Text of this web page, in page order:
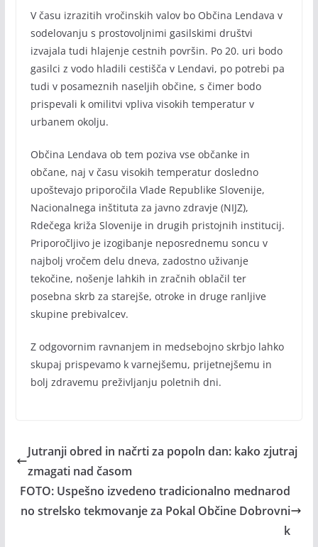
V času izrazitih vročinskih valov bo Občina Lendava v
sodelovanju s prostovoljnimi gasilskimi društvi
izvajala tudi hlajenje cestnih površin. Po 20. uri bodo
gasilci z vodo hladili cestišča v Lendavi, po potrebi pa
tudi v posameznih naseljih občine, s čimer bodo
prispevali k omilitvi vpliva visokih temperatur v
urbanem okolju.
Občina Lendava ob tem poziva vse občanke in
občane, naj v času visokih temperatur dosledno
upoštevajo priporočila Vlade Republike Slovenije,
Nacionalnega inštituta za javno zdravje (NIJZ),
Rdečega križa Slovenije in drugih pristojnih institucij.
Priporočljivo je izogibanje neposrednemu soncu v
najbolj vročem delu dneva, zadostno uživanje
tekočine, nošenje lahkih in zračnih oblačil ter
posebna skrb za starejše, otroke in druge ranljive
skupine prebivalcev.
Z odgovornim ravnanjem in medsebojno skrbjo lahko
skupaj prispevamo k varnejšemu, prijetnejšemu in
bolj zdravemu preživljanju poletnih dni.
Jutranji obred in načrti za popoln dan: kako zjutraj
zmagati nad časom
FOTO: Uspešno izvedeno tradicionalno mednarod
no strelsko tekmovanje za Pokal Občine Dobrovni
k